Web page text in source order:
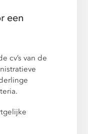
een
cv’s van de